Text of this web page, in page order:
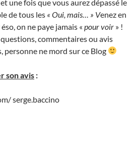
une fois que vous aurez dépassé le
de tous les « Oui, mais… » Venez en
on ne paye jamais « pour voir » !
commentaires ou avis
personne ne mord sur ce Blog
son avis :
serge.baccino